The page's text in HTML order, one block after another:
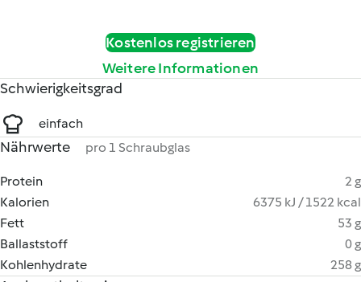
Kostenlos registrieren
Weitere Informationen
Schwierigkeitsgrad
einfach
Nährwerte pro 1 Schraubglas
Protein
2 g
Kalorien
6375 kJ / 1522 kcal
Fett
53 g
Ballaststoff
0 g
Kohlenhydrate
258 g